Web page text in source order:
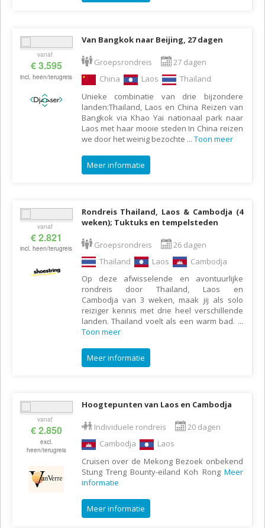
vanaf
€ 3.595
incl. heen/terugreis
Van Bangkok naar Beijing, 27 dagen
Groepsrondreis
27 dagen
China
Laos
Thailand
Unieke combinatie van drie bijzondere
landen:Thailand, Laos en China Reizen van
Bangkok via Khao Yai nationaal park naar
Laos met haar mooie steden In China reizen
we door het weinig bezochte ... Toon meer
Meer informatie
vanaf
€ 2.821
incl. heen/terugreis
Rondreis Thailand, Laos & Cambodja (4
weken); Tuktuks en tempelsteden
Groepsrondreis
26 dagen
Thailand
Laos
Cambodja
Op deze afwisselende en avontuurlijke
rondreis door Thailand, Laos en
Cambodja van 3 weken, maak jij als solo
reiziger kennis met drie heel verschillende
landen. Thailand voelt als een warm bad. ...
Toon meer
Meer informatie
vanaf
€ 2.850
excl.
heen/terugreis
Hoogtepunten van Laos en Cambodja
Individuele rondreis
20 dagen
Cambodja
Laos
Cruisen over de Mekong Bezoek onbekend
Stung Treng Bounty-eiland Koh Rong Meer
informatie
Meer informatie